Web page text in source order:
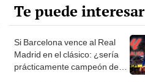
Te puede interesar
Si Barcelona vence al Real
Madrid en el clásico: ¿sería
prácticamente campeón de